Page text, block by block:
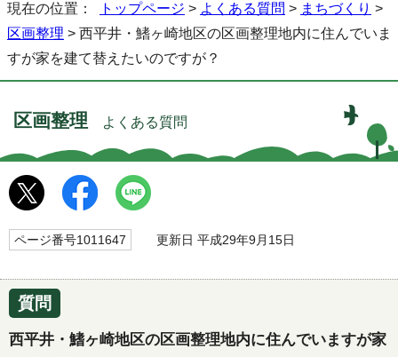
現在の位置： トップページ > よくある質問 > まちづくり >
区画整理 > 西平井・鰭ヶ崎地区の区画整理地内に住んでいま
すが家を建て替えたいのですが？
区画整理 よくある質問
ページ番号1011647 更新日 平成29年9月15日
質問
西平井・鰭ヶ崎地区の区画整理地内に住んでいますが家